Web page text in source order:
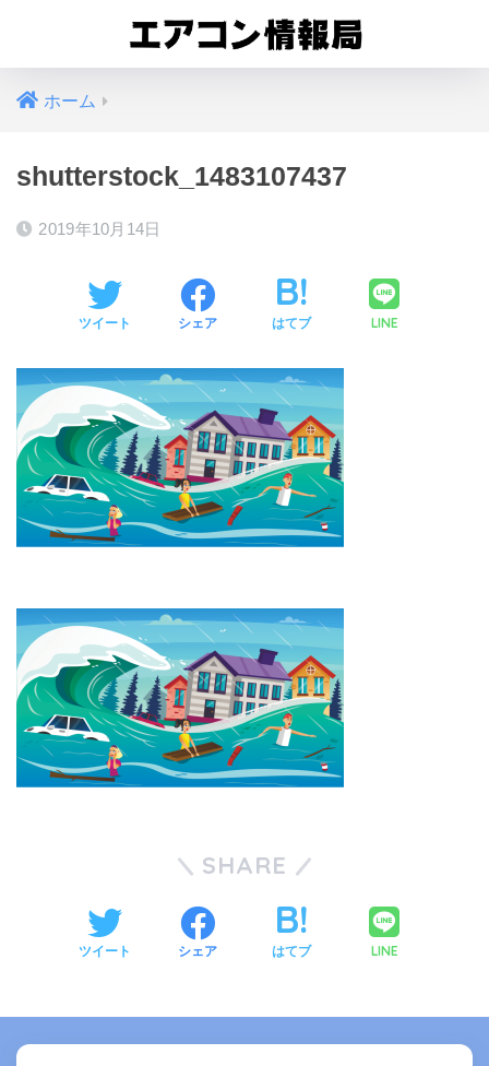
ホーム
shutterstock_1483107437
2019年10月14日
ツイート シェア はてブ LINE
SHARE
ツイート シェア はてブ LINE